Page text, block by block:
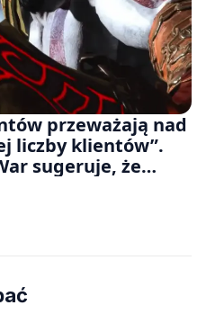
przeważają nad
liczby klientów”.
sugeruje, że
rezygnuje z gier